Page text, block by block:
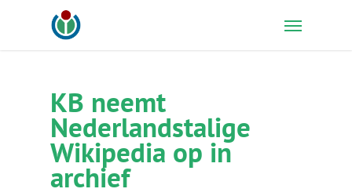
Menu
KB neemt
Nederlandstalige
Wikipedia op in
archief